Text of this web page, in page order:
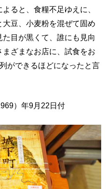
ると、食糧不足ゆえに、
豆、小麦粉を混ぜて固め
目が黒くて、誰にも見向
ざまなお店に、試食をお
ができるほどになったと言
）年9月22日付